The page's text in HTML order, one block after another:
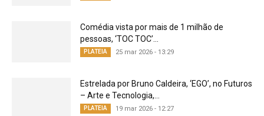
Comédia vista por mais de 1 milhão de
pessoas, ‘TOC TOC’...
PLATEIA 25 mar 2026 - 13:29
Estrelada por Bruno Caldeira, ‘EGO’, no Futuros
– Arte e Tecnologia,...
PLATEIA 19 mar 2026 - 12:27